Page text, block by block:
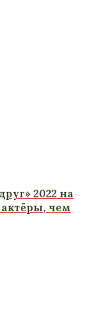
2022 на
чем